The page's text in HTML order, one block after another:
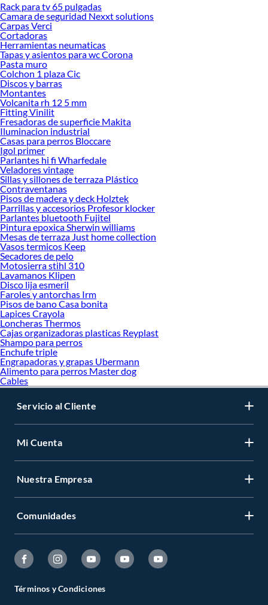
Desde remodelaciones hasta proyectos de decoración, estamos aquí para hacer
tus ideas realidad. ¡Visítanos y encuentra todo lo que tenemos para ofrecerte en
Maquinaria de jardín!
Explora la variedad de productos de Maquinaria de jardín en Sodimac
Herramientas, materiales y accesorios de calidad para tus proyectos y
renovación de espacios. ¡Visítanos y descubre todo lo que tenemos para
ofrecerte!
Encuentra una amplia variedad de productos de Maquinaria de jardín en
Sodimac. Encuentra todo lo necesario para tus proyectos de renovación y
decoración. ¡Visítanos y haz tus ideas realidad!
Rack para tv 65 pulgadas
Camara de seguridad Nexxt solutions
Carpas Verci
Cortadoras
Herramientas neumaticas
Tapas y asientos para wc Corona
Pasta muro
Colchon 1 plaza Cic
Discos y barras
Montantes
Volcanita rh 12 5 mm
Fitting Vinilit
Fresadoras de superficie Makita
Iluminacion industrial
Casas para perros Bloccare
Igol primer
Parlantes hi fi Wharfedale
Veladores vintage
Sillas y sillones de terraza Plástico
Contraventanas
Pisos de madera y deck Holztek
Parrillas y accesorios Profesor klocker
Parlantes bluetooth Fujitel
Pintura epoxica Sherwin williams
Mesas de terraza Just home collection
Vasos termicos Keep
Secadores de pelo
Motosierra stihl 310
Lavamanos Klipen
Disco lija esmeril
Faroles y antorchas Irm
Pisos de bano Casa bonita
Lapices Crayola
Loncheras Thermos
Cajas organizadoras plasticas Reyplast
Shampo para perros
Enchufe triple
Engrapadoras y grapas Ubermann
Alimento para perros Master dog
Cables
Servicio al Cliente
Mi Cuenta
Nuestra Empresa
Comunidades
Términos y Condiciones